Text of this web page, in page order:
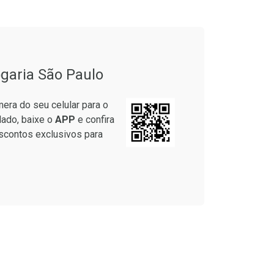
cada
cada
Por R$ 15,19/cada
Por R$ 15,19/cada
São Paulo
do seu celular para o
baixe o APP e confira
exclusivos para